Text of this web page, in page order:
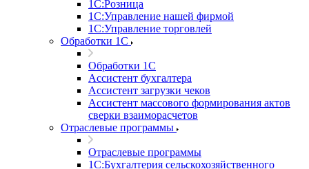
1С:Розница
1С:Управление нашей фирмой
1С:Управление торговлей
Обработки 1С
Обработки 1С
Ассистент бухгалтера
Ассистент загрузки чеков
Ассистент массового формирования актов
сверки взаиморасчетов
Отраслевые программы
Отраслевые программы
1С:Бухгалтерия сельскохозяйственного